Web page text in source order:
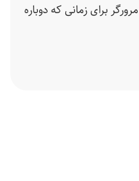
برای زمانی که دوباره